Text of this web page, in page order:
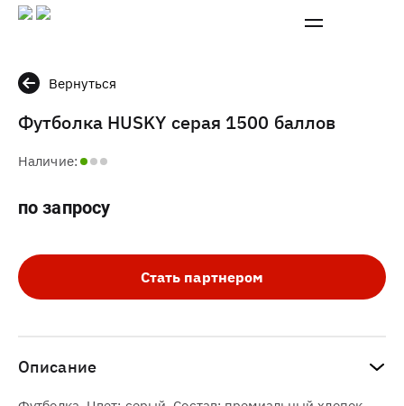
Вернуться
Футболка HUSKY серая 1500 баллов
Наличие:
по запросу
Стать партнером
Описание